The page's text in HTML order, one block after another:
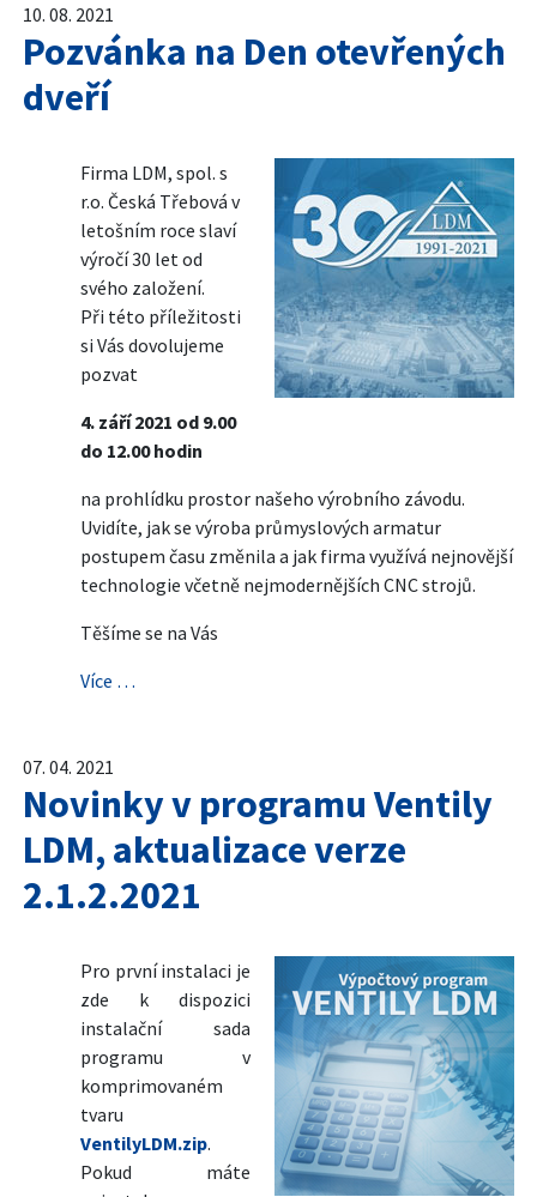
10. 08. 2021
Pozvánka na Den otevřených
dveří
Firma LDM, spol. s
r.o. Česká Třebová v
letošním roce slaví
výročí 30 let od
svého založení.
Při této příležitosti
si Vás dovolujeme
pozvat
4. září 2021 od 9.00
do 12.00 hodin
na prohlídku prostor našeho výrobního závodu.
Uvidíte, jak se výroba průmyslových armatur
postupem času změnila a jak firma využívá nejnovější
technologie včetně nejmodernějších CNC strojů.
Těšíme se na Vás
Více …
07. 04. 2021
Novinky v programu Ventily
LDM, aktualizace verze
2.1.2.2021
Pro první instalaci je
zde k dispozici
instalační sada
programu v
komprimovaném
tvaru
VentilyLDM.zip.
Pokud máte